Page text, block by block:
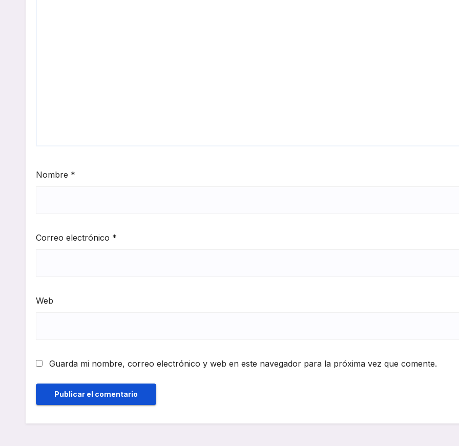
Nombre *
Correo electrónico *
Web
Guarda mi nombre, correo electrónico y web en este navegador para la próxima vez que comente.